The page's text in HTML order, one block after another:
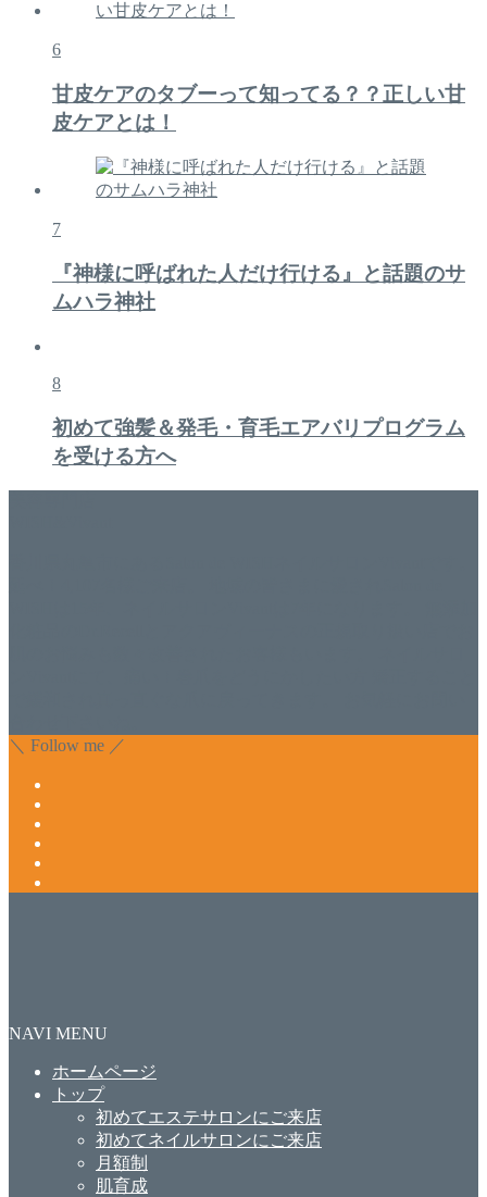
6
甘皮ケアのタブーって知ってる？？正しい甘
皮ケアとは！
7
『神様に呼ばれた人だけ行ける』と話題のサ
ムハラ神社
8
初めて強髪＆発毛・育毛エアバリプログラム
を受ける方へ
＼ Follow me ／
NAVI MENU
ホームページ
トップ
初めてエステサロンにご来店
初めてネイルサロンにご来店
月額制
肌育成